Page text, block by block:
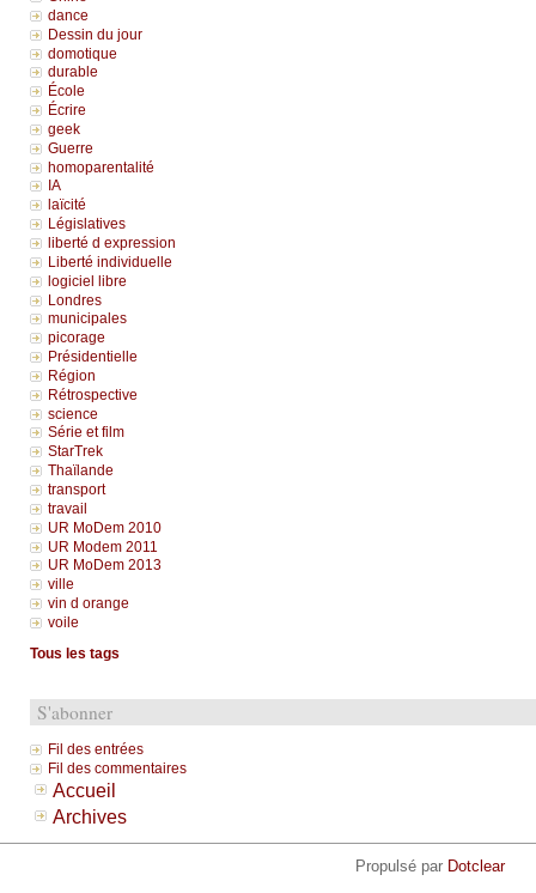
dance
Dessin du jour
domotique
durable
École
Écrire
geek
Guerre
homoparentalité
IA
laïcité
Législatives
liberté d expression
Liberté individuelle
logiciel libre
Londres
municipales
picorage
Présidentielle
Région
Rétrospective
science
Série et film
StarTrek
Thaïlande
transport
travail
UR MoDem 2010
UR Modem 2011
UR MoDem 2013
ville
vin d orange
voile
Tous les tags
S'abonner
Fil des entrées
Fil des commentaires
Accueil
Archives
Propulsé par Dotclear